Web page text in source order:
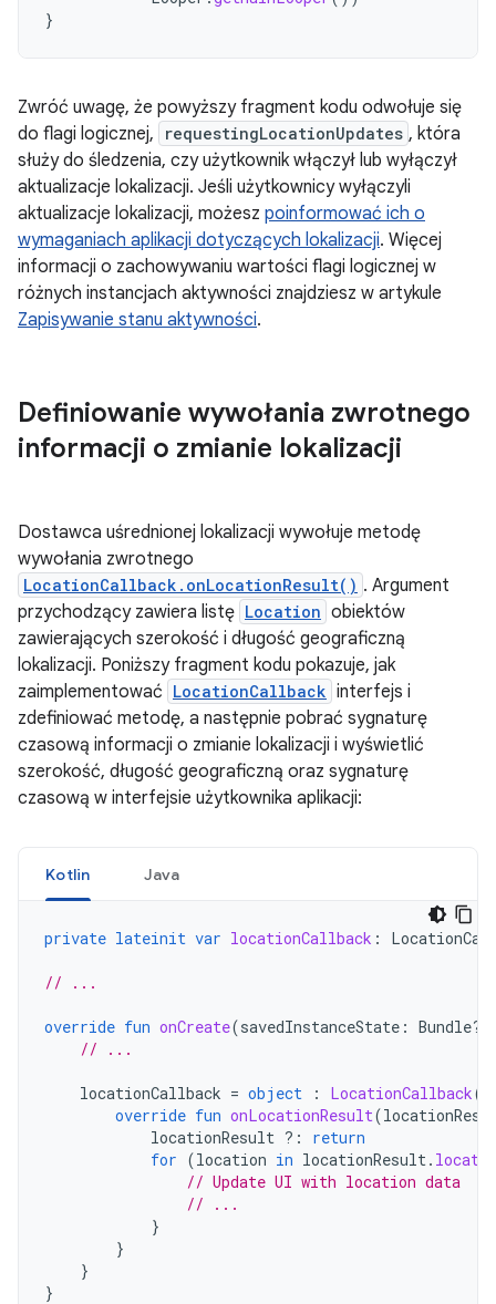
}
Zwróć uwagę, że powyższy fragment kodu odwołuje się
do flagi logicznej,
requestingLocationUpdates , która
służy do śledzenia, czy użytkownik włączył lub wyłączył
aktualizacje lokalizacji. Jeśli użytkownicy wyłączyli
aktualizacje lokalizacji, możesz poinformować ich o
wymaganiach aplikacji dotyczących lokalizacji. Więcej
informacji o zachowywaniu wartości flagi logicznej w
różnych instancjach aktywności znajdziesz w artykule
Zapisywanie stanu aktywności.
Definiowanie wywołania zwrotnego
informacji o zmianie lokalizacji
Dostawca uśrednionej lokalizacji wywołuje metodę
wywołania zwrotnego
LocationCallback.onLocationResult() . Argument
przychodzący zawiera listę Location obiektów
zawierających szerokość i długość geograficzną
lokalizacji. Poniższy fragment kodu pokazuje, jak
zaimplementować LocationCallback interfejs i
zdefiniować metodę, a następnie pobrać sygnaturę
czasową informacji o zmianie lokalizacji i wyświetlić
szerokość, długość geograficzną oraz sygnaturę
czasową w interfejsie użytkownika aplikacji:
Kotlin Java
private lateinit var locationCallback :
// ...
override fun onCreate(savedInstanceState : Bundle?)
// ...
locationCallback = object : LocationCallback()
override fun onLocationResult(
locationResult ?:
return
for (location in locationResult.
// Update UI with location data
// ...
}
}
}
}